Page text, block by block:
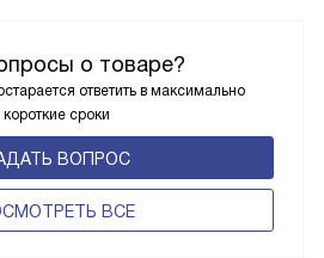
о товаре?
ответить в максимально
короткие сроки
ВОПРОС
ВСЕ